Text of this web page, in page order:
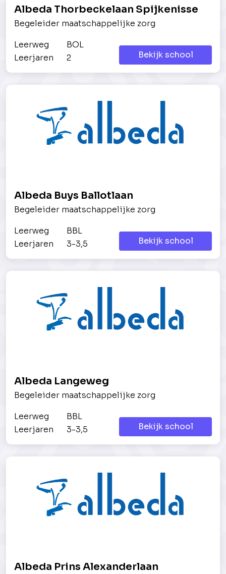
Albeda Thorbeckelaan Spijkenisse
Begeleider maatschappelijke zorg
Leerweg
BOL
Leerjaren
2 Bekijk school
Albeda Buys Ballotlaan
Begeleider maatschappelijke zorg
Leerweg
BBL
Leerjaren
3-3,5 Bekijk school
Albeda Langeweg
Begeleider maatschappelijke zorg
Leerweg
BBL
Leerjaren
3-3,5 Bekijk school
Albeda Prins Alexanderlaan